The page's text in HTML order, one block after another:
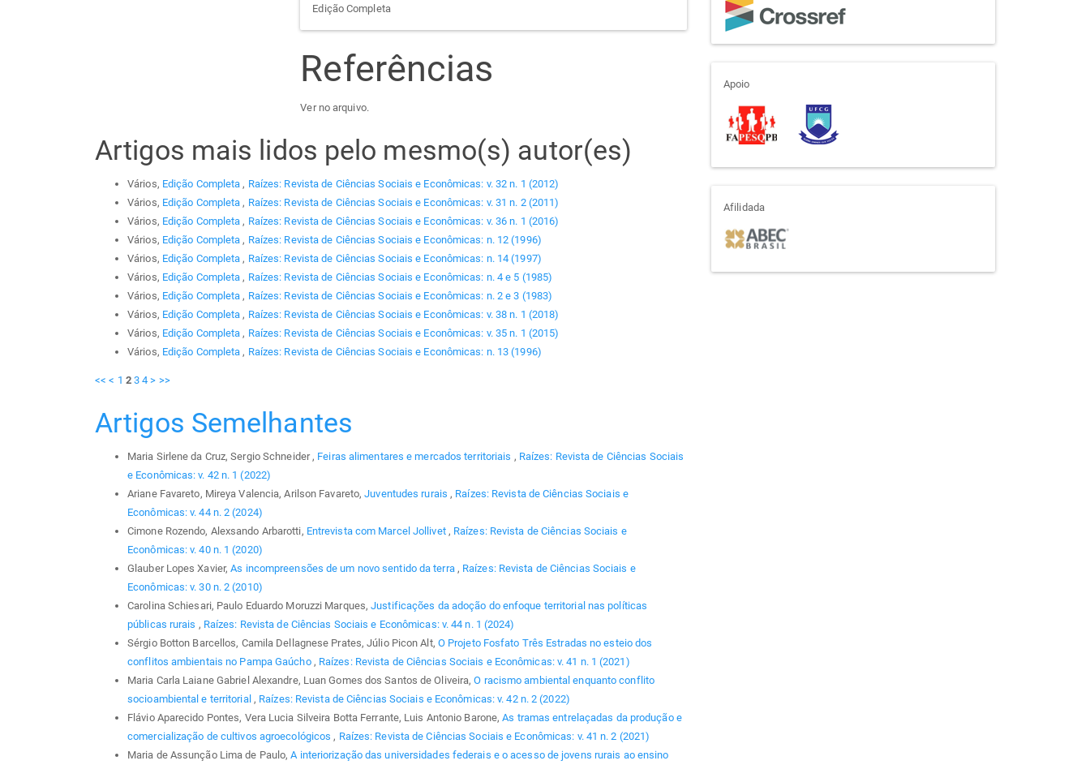
Edição Completa
Referências
Ver no arquivo.
Artigos mais lidos pelo mesmo(s) autor(es)
Vários, Edição Completa, Raízes: Revista de Ciências Sociais e Econômicas: v. 32 n. 1 (2012)
Vários, Edição Completa, Raízes: Revista de Ciências Sociais e Econômicas: v. 31 n. 2 (2011)
Vários, Edição Completa, Raízes: Revista de Ciências Sociais e Econômicas: v. 36 n. 1 (2016)
Vários, Edição Completa, Raízes: Revista de Ciências Sociais e Econômicas: n. 12 (1996)
Vários, Edição Completa, Raízes: Revista de Ciências Sociais e Econômicas: n. 14 (1997)
Vários, Edição Completa, Raízes: Revista de Ciências Sociais e Econômicas: n. 4 e 5 (1985)
Vários, Edição Completa, Raízes: Revista de Ciências Sociais e Econômicas: n. 2 e 3 (1983)
Vários, Edição Completa, Raízes: Revista de Ciências Sociais e Econômicas: v. 38 n. 1 (2018)
Vários, Edição Completa, Raízes: Revista de Ciências Sociais e Econômicas: v. 35 n. 1 (2015)
Vários, Edição Completa, Raízes: Revista de Ciências Sociais e Econômicas: n. 13 (1996)
<< < 1 2 3 4 > >>
Artigos Semelhantes
Maria Sirlene da Cruz, Sergio Schneider , Feiras alimentares e mercados territoriais , Raízes: Revista de Ciências Sociais
e Econômicas: v. 42 n. 1 (2022)
Ariane Favareto, Mireya Valencia, Arilson Favareto,Juventudes rurais, Raízes: Revista de Ciências Sociais e
Econômicas: v. 44 n. 2 (2024)
Cimone Rozendo, Alexsando Arbarotti, Entrevista com Marcel Jollivet , Raízes: Revista de Ciências Sociais e
Econômicas: v. 40 n. 1 (2020)
Glauber Lopes Xavier,As incompreensões de um novo sentido da terra , Raízes: Revista de Ciências Sociais e
Econômicas: v. 30 n. 2 (2010)
Carolina Schiesari, Paulo Eduardo Moruzzi Marques,Justificações da adoção do enfoque territorial nas políticas
públicas rurais , Raízes: Revista de Ciências Sociais e Econômicas: v. 44 n. 1 (2024)
Sérgio Botton Barcellos, Camila Dellagnese Prates, Júlio Picon Alt, O Projeto Fosfato Três Estradas no esteio dos
conflitos ambientais no Pampa Gaúcho , Raízes: Revista de Ciências Sociais e Econômicas: v. 41 n. 1 (2021)
Maria Carla Laiane Gabriel Alexandre, Luan Gomes dos Santos de Oliveira,O racismo ambiental enquanto conflito
socioambiental e territorial , Raízes: Revista de Ciências Sociais e Econômicas: v. 42 n. 2 (2022)
Flávio Aparecido Pontes, Vera Lucia Silveira Botta Ferrante, Luis Antonio Barone,As tramas entrelaçadas da produção e
comercialização de cultivos agroecológicos, Raízes: Revista de Ciências Sociais e Econômicas: v. 41 n. 2 (2021)
Maria de Assunção Lima de Paulo,A interiorização das universidades federais e o acesso de jovens rurais ao ensino
apoio
Apoio
afiliada
Afilidada